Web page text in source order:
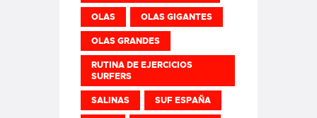
OLAS OLAS GIGANTES
OLAS GRANDES
RUTINA DE EJERCICIOS
SURFERS
SALINAS SUF ESPAÑA